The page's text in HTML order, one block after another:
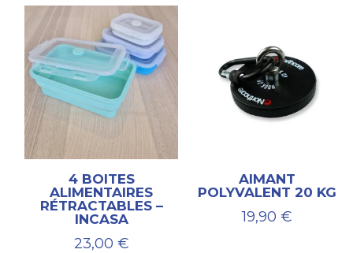
4 BOITES
ALIMENTAIRES
RÉTRACTABLES –
INCASA
23,00 €
AIMANT
POLYVALENT 20 KG
19,90€